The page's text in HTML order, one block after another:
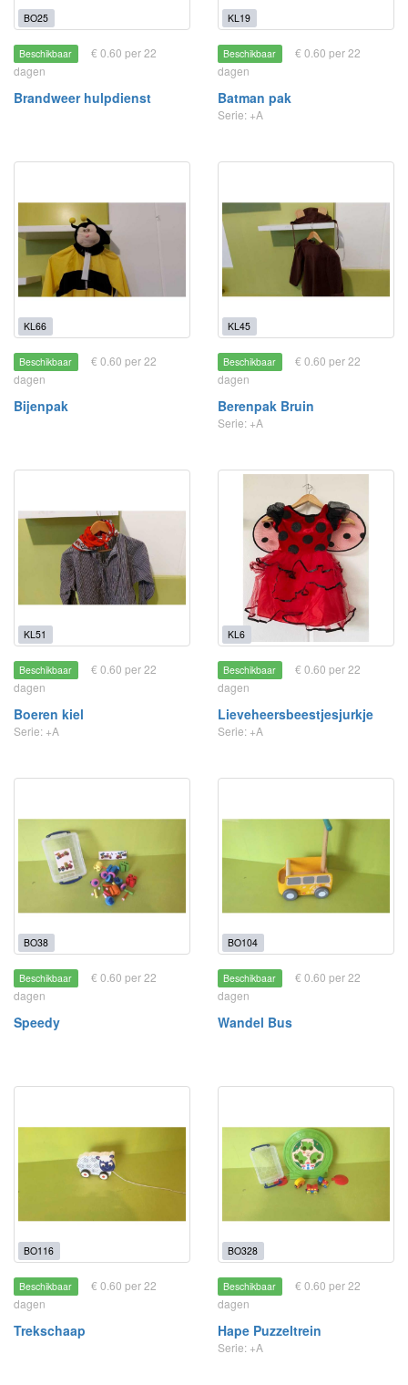
BO25
Beschikbaar
€ 0.60 per 22
dagen
Brandweer hulpdienst
KL19
Beschikbaar
€ 0.60 per 22
dagen
Batman pak
Serie: +A
KL66
Beschikbaar
€ 0.60 per 22
dagen
Bijenpak
KL45
Beschikbaar
€ 0.60 per 22
dagen
Berenpak Bruin
Serie: +A
KL51
Beschikbaar
€ 0.60 per 22
dagen
Boeren kiel
Serie: +A
KL6
Beschikbaar
€ 0.60 per 22
dagen
Lieveheersbeestjesjurkje
Serie: +A
BO38
Beschikbaar
€ 0.60 per 22
dagen
Speedy
BO104
Beschikbaar
€ 0.60 per 22
dagen
Wandel Bus
BO116
Beschikbaar
€ 0.60 per 22
dagen
Trekschaap
BO328
Beschikbaar
€ 0.60 per 22
dagen
Hape Puzzeltrein
Serie: +A